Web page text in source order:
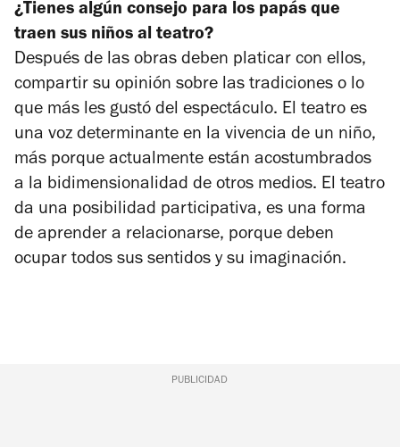
¿Tienes algún consejo para los papás que
traen sus niños al teatro?
Después de las obras deben platicar con ellos,
compartir su opinión sobre las tradiciones o lo
que más les gustó del espectáculo. El teatro es
una voz determinante en la vivencia de un niño,
más porque actualmente están acostumbrados
a la bidimensionalidad de otros medios. El teatro
da una posibilidad participativa, es una forma
de aprender a relacionarse, porque deben
ocupar todos sus sentidos y su imaginación.
PUBLICIDAD